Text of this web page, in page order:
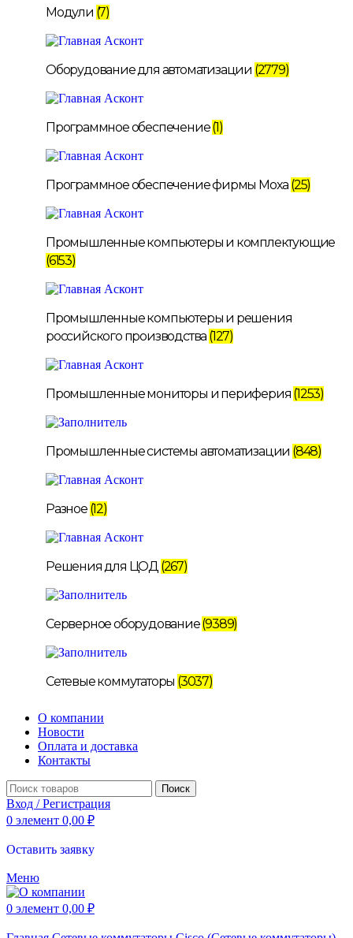
Модули (7)
Оборудование для автоматизации (2779)
Программное обеспечение(1)
Программное обеспечение фирмы Moxa (25)
Промышленные компьютеры и комплектующие
(6153)
Промышленные компьютеры и решения
российского производства (127)
Промышленные мониторы и периферия (1253)
Промышленные системы автоматизации (848)
Разное (12)
Решения для ЦОД (267)
Серверное оборудование(9389)
Сетевые коммутаторы (3037)
О компании
Новости
Оплата и доставка
Контакты
Поиск
Вход / Регистрация
0 элемент 0,00 ₽
Оставить заявку
Меню
0 элемент 0,00 ₽